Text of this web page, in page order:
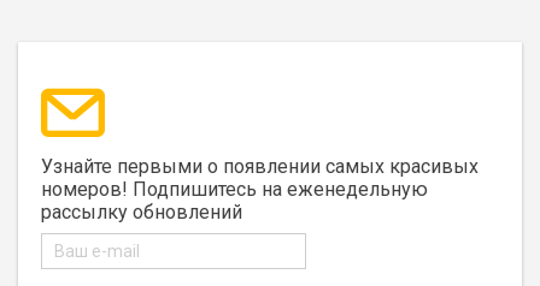
Узнайте первыми о появлении самых красивых
номеров! Подпишитесь на еженедельную
рассылку обновлений